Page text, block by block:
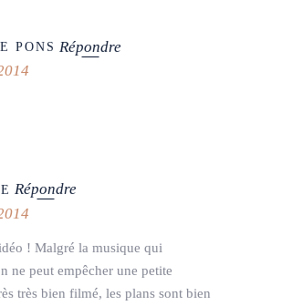
PONS Répondre
Répondre
! Malgré la musique qui
ne peut empêcher une petite
très bien filmé, les plans sont bien